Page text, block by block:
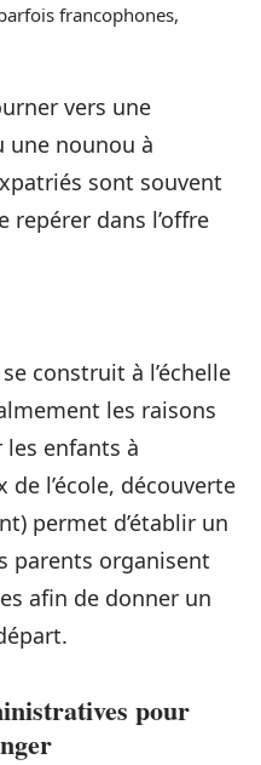
francophones,
vers une
une nounou à
sont souvent
repérer dans l’offre
construit à l’échelle
les raisons
enfants à
l’école, découverte
permet d’établir un
parents organisent
afin de donner un
pour